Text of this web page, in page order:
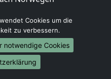
Berlin
Hamburg
München
Köln
Cookies um die
zu verbessern.
notwendige Cookies